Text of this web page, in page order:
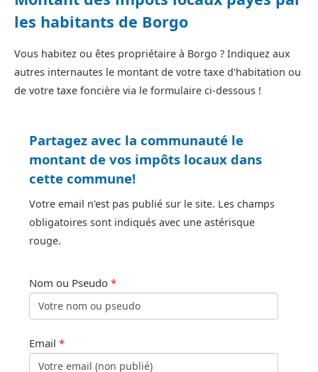
les habitants de Borgo
Vous habitez ou êtes propriétaire à Borgo ? Indiquez aux
autres internautes le montant de votre taxe d'habitation ou
de votre taxe foncière via le formulaire ci-dessous !
Partagez avec la communauté le
montant de vos impôts locaux dans
cette commune!
Votre email n'est pas publié sur le site. Les champs
obligatoires sont indiqués avec une astérisque
rouge.
Nom ou Pseudo *
Email *